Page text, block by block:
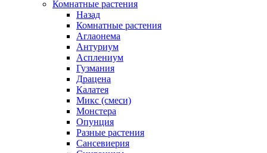
Комнатные растения
Назад
Комнатные растения
Аглаонема
Антуриум
Асплениум
Гузмания
Драцена
Калатея
Микс (смеси)
Монстера
Опунция
Разные растения
Сансевиерия